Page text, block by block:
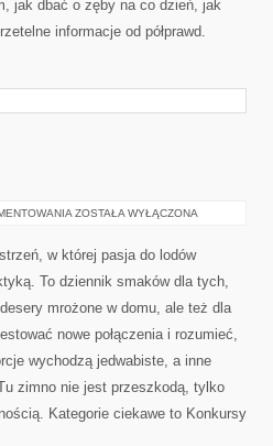
jak dbać o zęby na co dzień, jak
informacje od półprawd.
NIETYPOWE
ZOSTAŁA WYŁĄCZONA
w której pasja do lodów
To dziennik smaków dla tych,
mrożone w domu, ale też dla
nowe połączenia i rozumieć,
wychodzą jedwabiste, a inne
zimno nie jest przeszkodą, tylko
Kategorie ciekawe to Konkursy